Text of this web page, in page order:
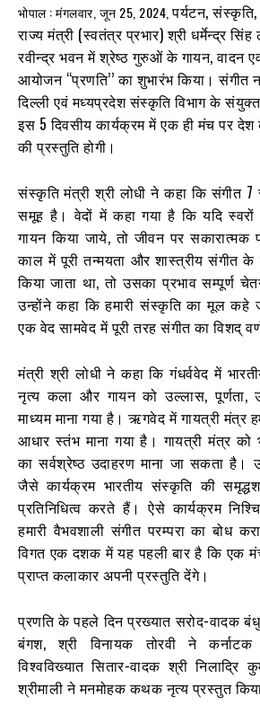
भोपाल : मंगलवार, जून 25, 2024,पर्यटन, संस्कृति,
राज्य मंत्री (स्वतंत्र प्रभार) श्री धर्मेन्द्र
रवीन्द्र भवन में श्रेष्ठ गुरुओं के गायन, वादन
आयोजन “प्रणति’’ का शुभारंभ किया। संगीत
दिल्ली एवं मध्यप्रदेश संस्कृति विभाग के
इस 5 दिवसीय कार्यक्रम में एक ही मंच पर
की प्रस्तुति होगी।
संस्कृति मंत्री श्री लोधी ने कहा कि संगीत
समूह है। वेदों में कहा गया है कि यदि
गायन किया जाये, तो जीवन पर सकारात्मक
काल में पूरी तन्मयता और शास्त्रीय संगीत के
किया जाता था, तो उसका प्रभाव सम्पूर्ण
उन्होंने कहा कि हमारी संस्कृति का मूल कहे
एक वेद सामवेद में पूरी तरह संगीत का विशद्
मंत्री श्री लोधी ने कहा कि गंधर्ववेद में
नृत्य कला और गायन को उल्लास,
माध्यम माना गया है। ऋगवेद में गायत्री मंत्र
आधार स्तंभ माना गया है। गायत्री मंत्र को
का सर्वश्रेष्ठ उदाहरण माना जा सकता है।
जैसे कार्यक्रम भारतीय संस्कृति की
प्रतिनिधित्व करते हैं। ऐसे कार्यक्रम
हमारी वैभवशाली संगीत परम्परा का बोध
विगत एक दशक में यह पहली बार है कि एक
प्राप्त कलाकार अपनी प्रस्तुति देंगे।
प्रणति के पहले दिन प्रख्यात सरोद-वादक
बंगश, श्री विनायक तोरवी ने कर्नाटक
विश्वविख्यात सितार-वादक श्री
श्रीमाली ने मनमोहक कथक नृत्य प्रस्तुत